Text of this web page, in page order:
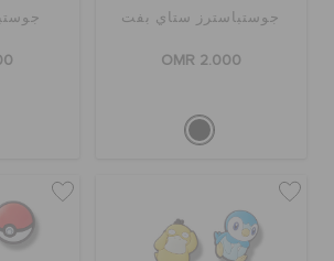
جوستباسترز ستاي بفت
OMR 2.000